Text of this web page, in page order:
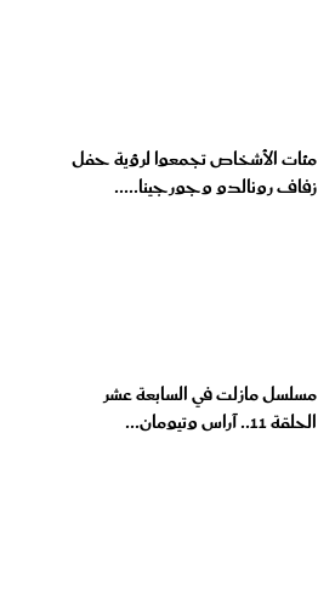
مئات الأشخاص تجمعوا لرؤية حفل
زفاف رونالدو وجورجينا.....
مسلسل مازلت في السابعة عشر
الحلقة 11.. آراس وتيومان...